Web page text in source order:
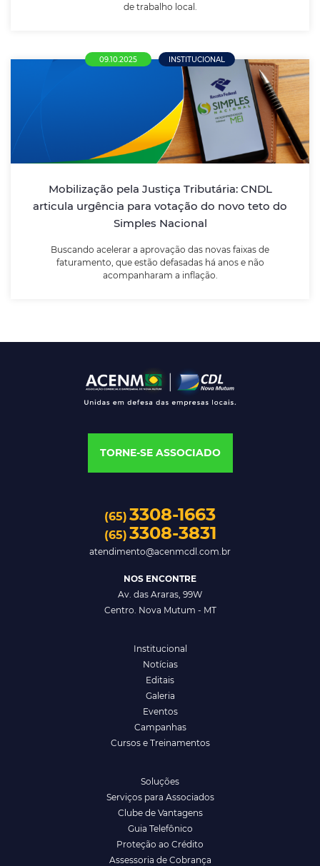
de trabalho local.
09.10.2025 INSTITUCIONAL
Mobilização pela Justiça Tributária: CNDL
articula urgência para votação do novo teto do
Simples Nacional
Buscando acelerar a aprovação das novas faixas de
faturamento, que estão defasadas há anos e não
acompanharam a inflação.
Mobilização pela Justiça Tributária: CNDL
articula urgência para votação do novo
teto do Simples Nacional
Buscando acelerar a aprovação das novas faixas de
faturamento, que estão defasadas há anos e não
acompanharam a inflação.
LEIA MAIS
TORNE-SE ASSOCIADO
(65) 3308-1663
(65) 3308-3831
atendimento@acenmcdl.com.br
NOS ENCONTRE
Av. das Araras, 99W
Centro. Nova Mutum - MT
Institucional
Notícias
Editais
Galeria
Eventos
Campanhas
Cursos e Treinamentos
Soluções
Serviços para Associados
Clube de Vantagens
Guia Telefônico
Proteção ao Crédito
Assessoria de Cobrança